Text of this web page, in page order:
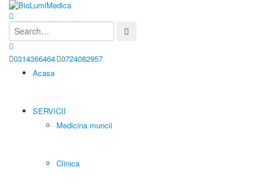
0314366464 0724082957
Acasa
SERVICII
Medicina muncii
Clinica